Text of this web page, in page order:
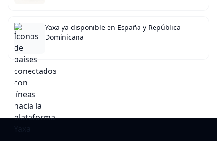
Yaxa ya disponible en España y República
Dominicana